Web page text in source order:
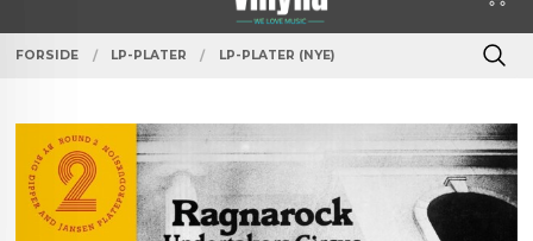
FORSIDE LP-PLATER LP-PLATER (NYE)